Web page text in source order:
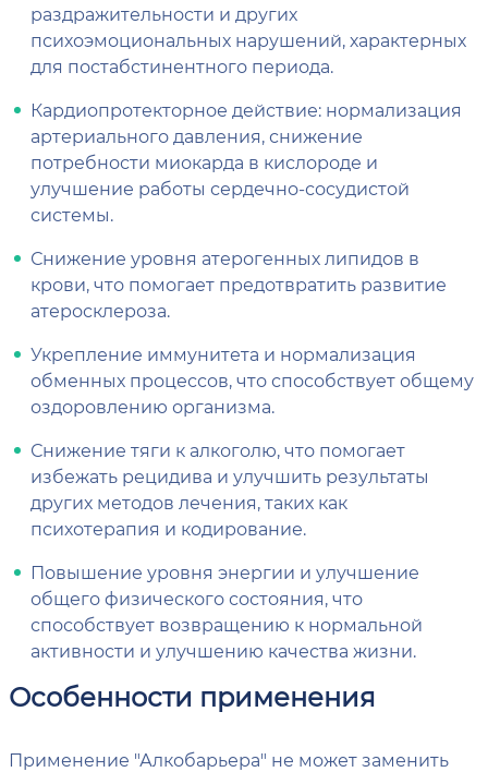
раздражительности и других
психоэмоциональных нарушений, характерных
для постабстинентного периода.
Кардиопротекторное действие: нормализация
артериального давления, снижение
потребности миокарда в кислороде и
улучшение работы сердечно-сосудистой
системы.
Снижение уровня атерогенных липидов в
крови, что помогает предотвратить развитие
атеросклероза.
Укрепление иммунитета и нормализация
обменных процессов, что способствует общему
оздоровлению организма.
Снижение тяги к алкоголю, что помогает
избежать рецидива и улучшить результаты
других методов лечения, таких как
психотерапия и кодирование.
Повышение уровня энергии и улучшение
общего физического состояния, что
способствует возвращению к нормальной
активности и улучшению качества жизни.
Особенности применения
Применение "Алкобарьера" не может заменить